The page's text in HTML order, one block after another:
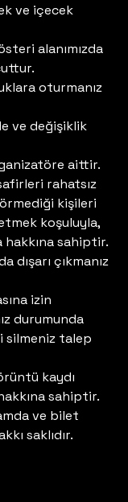
ve içecek
alanımızda
oturmanız
ve değişiklik
aittir.
rahatsız
kişileri
koşuluyla,
hakkına sahiptir.
dışarı çıkmanız
izin
durumunda
silmeniz talep
kaydı
sahiptir.
ve bilet
saklıdır.